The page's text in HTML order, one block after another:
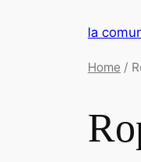
la
Home /